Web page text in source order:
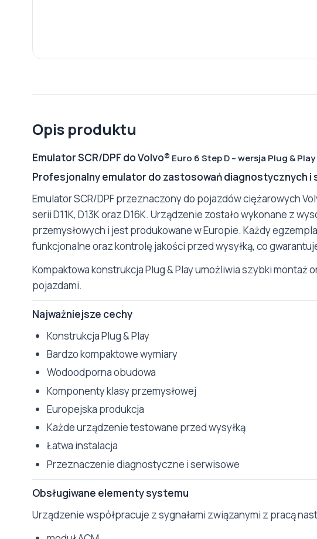
Opis produktu
Emulator SCR/DPF do Volvo® Euro 6 Step D – wersja Plug & Play
Profesjonalny emulator do zastosowań diagnostycznych i
Emulator SCR/DPF przeznaczony do pojazdów ciężarowych
serii D11K, D13K oraz D16K. Urządzenie zostało wykonane z
przemysłowych i jest produkowane w Europie. Każdy
funkcjonalne oraz kontrolę jakości przed wysyłką, co
Kompaktowa konstrukcja Plug & Play umożliwia szybki montaż
pojazdami.
Najważniejsze cechy
Konstrukcja Plug & Play
Bardzo kompaktowe wymiary
Wodoodporna obudowa
Komponenty klasy przemysłowej
Europejska produkcja
Każde urządzenie testowane przed wysyłką
Łatwa instalacja
Przeznaczenie diagnostyczne i serwisowe
Obsługiwane elementy systemu
Urządzenie współpracuje z sygnałami związanymi z pracą